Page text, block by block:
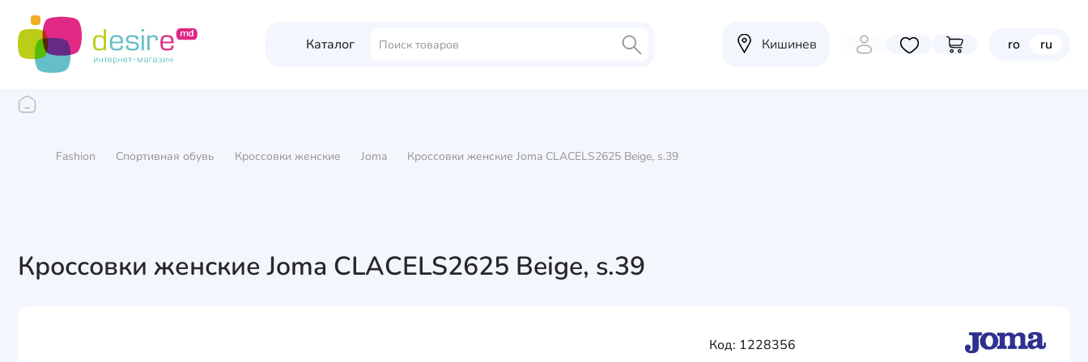
Каталог Кишинев Избранные товары
Перейти в корзину
ro ru
Fashion Спортивная обувь Кроссовки женские Joma Кроссовки женские Joma CLACELS2625 Beige, s.39
Кроссовки женские Joma CLACELS2625 Beige, s.39
Код: 1228356